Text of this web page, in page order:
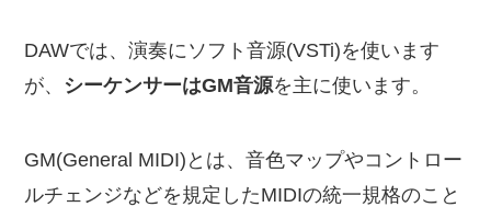
DAWでは、演奏にソフト音源(VSTi)を使います
が、 シーケンサーはGM音源を主に使います。
GM(General MIDI)とは、音色マップやコントロー
ルチェンジなどを規定したMIDIの統一規格のこと